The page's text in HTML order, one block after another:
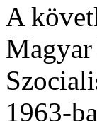
A
1963-